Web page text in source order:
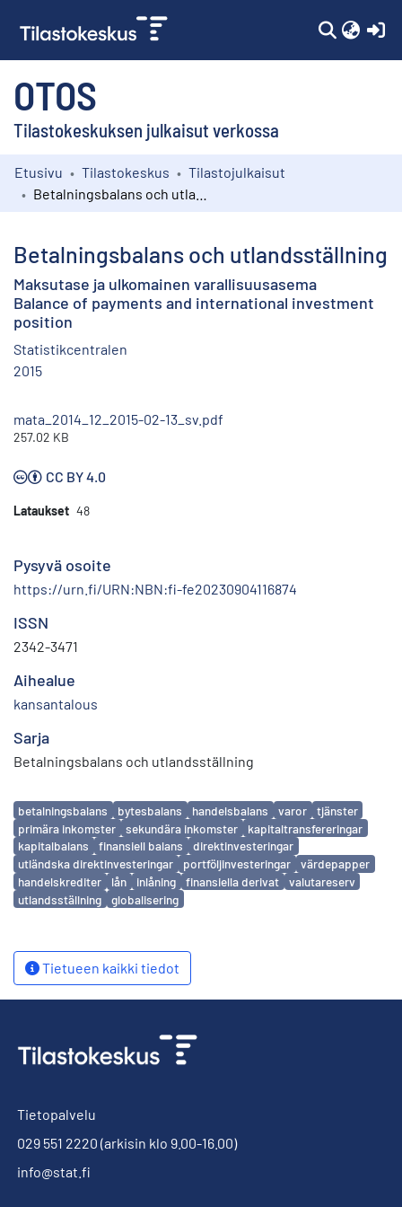
OTOS
Tilastokeskuksen julkaisut verkossa
Kokoelmat
Etusivu Tilastokeskus
Tilastojulkaisut
Betalningsbalans och utlandsställning
Maksutase ja ulkomainen varallisuusasema
Balance of payments and international investment
position
Statistikcentralen
2015
mata_2014_12_2015-02-13_sv.pdf
257.02 KB
CC BY 4.0
Lataukset 48
Pysyvä osoite
https://urn.fi/URN:NBN:fi-fe20230904116874
ISSN
2342-3471
Aihealue
kansantalous
Sarja
Betalningsbalans och utlandsställning
Avainsanat
betalningsbalans bytesbalans handelsbalans varor
tjänster
primära inkomster
sekundära inkomster
kapitaltransfereringar
kapitalbalans
finansiell balans
direktinvesteringar
utländska direktinvesteringar
portföljinvesteringar
värdepapper
handelskrediter
lån inlåning finansiella derivat
valutareserv
utlandsställning
globalisering
Tietueen kaikki tiedot
Tietopalvelu
029 551 2220 (arkisin klo 9.00-16.00)
info@stat.fi